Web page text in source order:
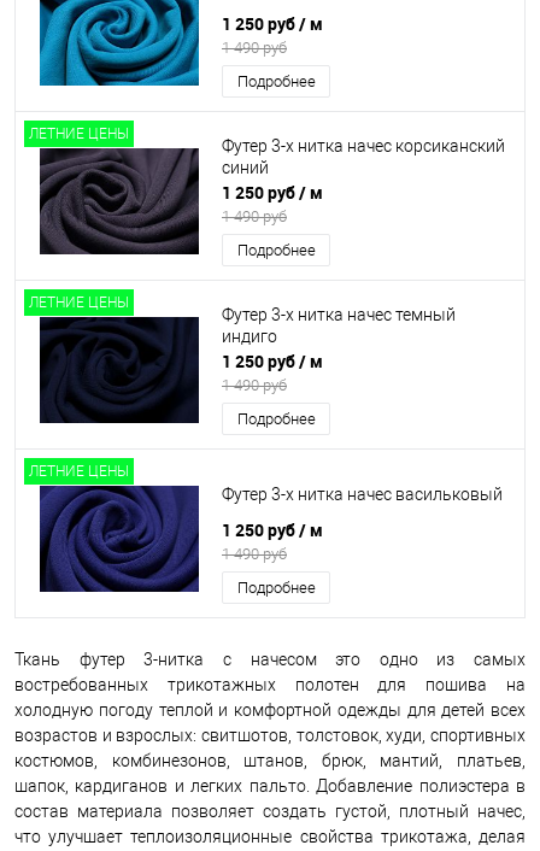
1 250 руб/ м
1 490 руб
Подробнее
ЛЕТНИЕ ЦЕНЫ
Футер 3-х нитка начес корсиканский
синий
1 250 руб/ м
1 490 руб
Подробнее
ЛЕТНИЕ ЦЕНЫ
Футер 3-х нитка начес темный
индиго
1 250 руб/ м
1 490 руб
Подробнее
ЛЕТНИЕ ЦЕНЫ
Футер 3-х нитка начес васильковый
1 250 руб/ м
1 490 руб
Подробнее
Ткань футер 3-нитка с начесом это одно из самых
востребованных трикотажных полотен для пошива на
холодную погоду теплой и комфортной одежды для детей всех
возрастов и взрослых: свитшотов, толстовок, худи, спортивных
костюмов, комбинезонов, штанов, брюк, мантий, платьев,
шапок, кардиганов и легких пальто. Добавление полиэстера в
состав материала позволяет создать густой, плотный начес,
что улучшает теплоизоляционные свойства трикотажа, делая